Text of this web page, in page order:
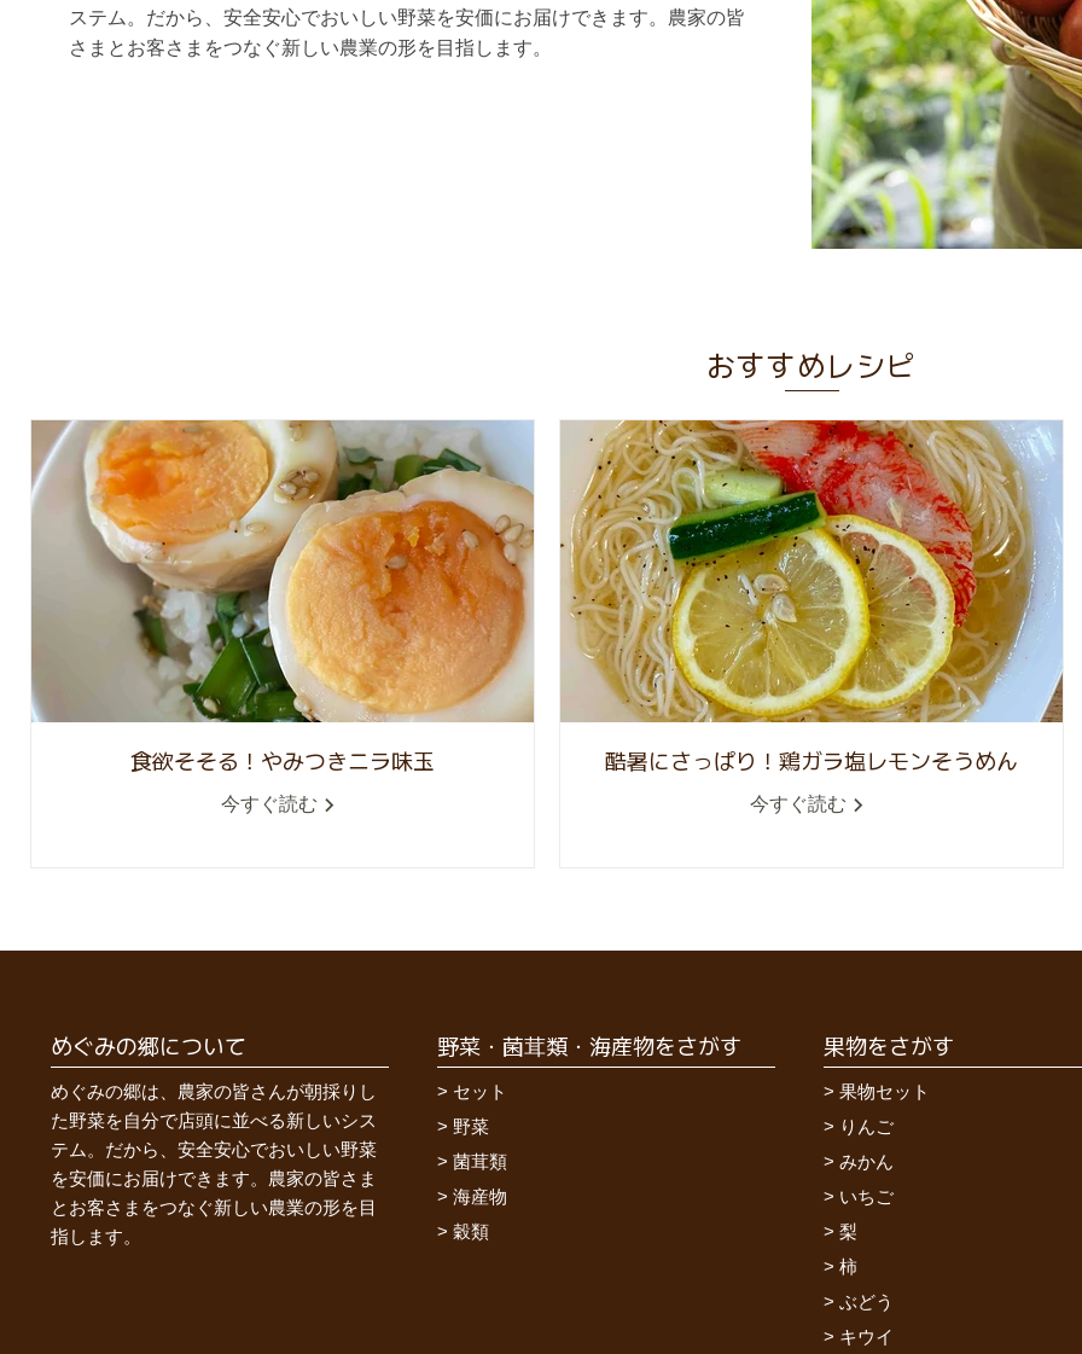
ステム。だから、安全安心でおいしい野菜を安価にお届けできます。農家の皆
さまとお客さまをつなぐ新しい農業の形を目指します。
おすすめレシピ
食欲そそる！やみつきニラ味玉
今すぐ読む
酷暑にさっぱり！鶏ガラ塩レモンそうめん
今すぐ読む
めぐみの郷について
めぐみの郷は、農家の皆さんが朝採りし
た野菜を自分で店頭に並べる新しいシス
テム。だから、安全安心でおいしい野菜
を安価にお届けできます。農家の皆さま
とお客さまをつなぐ新しい農業の形を目
指します。
野菜・菌茸類・海産物をさがす
セット
野菜
菌茸類
海産物
穀類
果物をさがす
果物セット
りんご
みかん
いちご
梨
柿
ぶどう
キウイ